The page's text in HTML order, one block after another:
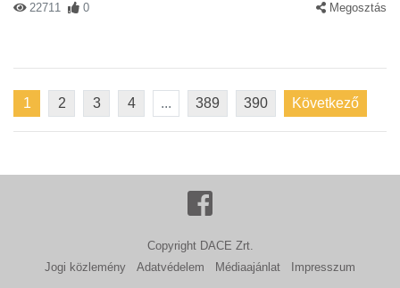
22711 0 Megosztás
1 2 3 4 ... 389 390 Következő
Copyright DACE Zrt.
Jogi közlemény
Adatvédelem Médiaajánlat Impresszum